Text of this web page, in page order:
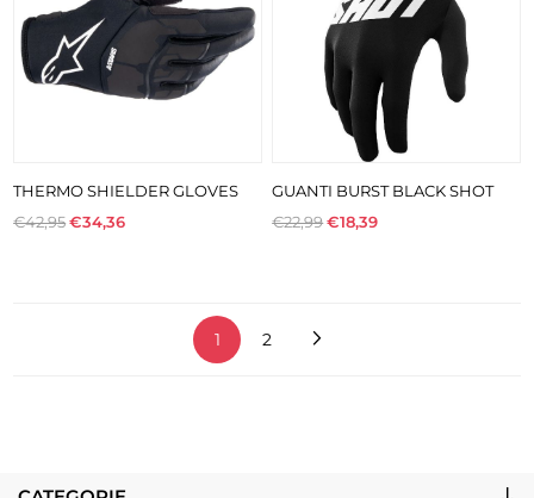
THERMO SHIELDER GLOVES
€42,95€34,36
GUANTI BURST BLACK SHOT
€22,99€18,39
1 2